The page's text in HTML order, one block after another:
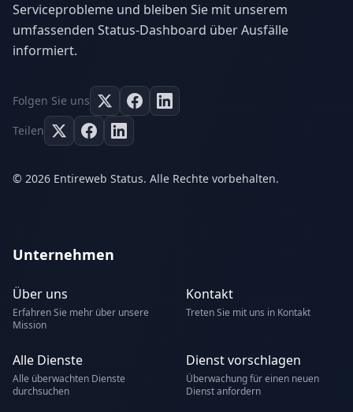
Serviceprobleme und bleiben Sie mit unserem
umfassenden Status-Dashboard über Ausfälle
informiert.
Folgen Sie uns
Teilen
© 2026 Entireweb Status. Alle Rechte vorbehalten.
Unternehmen
Über uns
Erfahren Sie mehr über unsere
Mission
Kontakt
Treten Sie mit uns in Kontakt
Alle Dienste
Alle überwachten Dienste
durchsuchen
Dienst vorschlagen
Überwachung für einen neuen
Dienst anfordern